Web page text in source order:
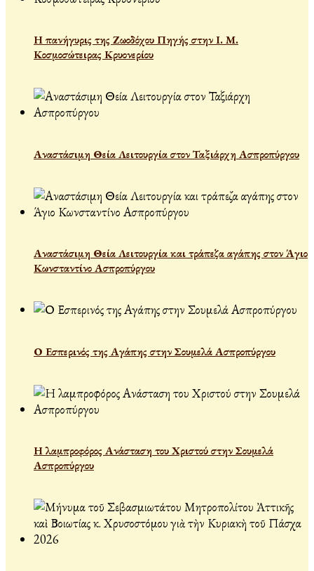
Η πανήγυρις της Ζωοδόχου Πηγής στην Ι. Μ.
Κοσμοσώτειρας Κρυονερίου
Αναστάσιμη Θεία Λειτουργία στον Ταξιάρχη Ασπροπύργου
Αναστάσιμη Θεία Λειτουργία και τράπεζα αγάπης στον Άγιο
Κωνσταντίνο Ασπροπύργου
Ο Εσπερινός της Αγάπης στην Σουμελά Ασπροπύργου
Η λαμπροφόρος Ανάσταση του Χριστού στην Σουμελά
Ασπροπύργου